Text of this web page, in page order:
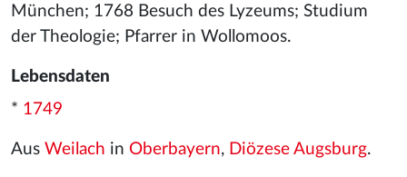
München; 1768 Besuch des Lyzeums; Studium
der Theologie; Pfarrer in Wollomoos.
Lebensdaten
* 1749
Aus Weilach in Oberbayern, Diözese Augsburg.